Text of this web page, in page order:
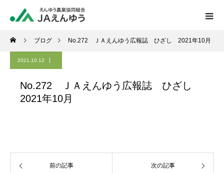
ブログ No.272 ＪＡえんゆう広報誌 ひざし 2021年10月
2021.10.12
No.272 ＪＡえんゆう広報誌 ひざし
2021年10月
前の記事 次の記事